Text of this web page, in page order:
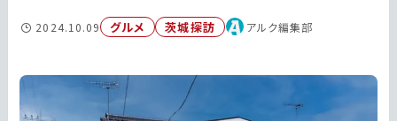
グルメ 茨城探訪
2024.10.09 アルク編集部